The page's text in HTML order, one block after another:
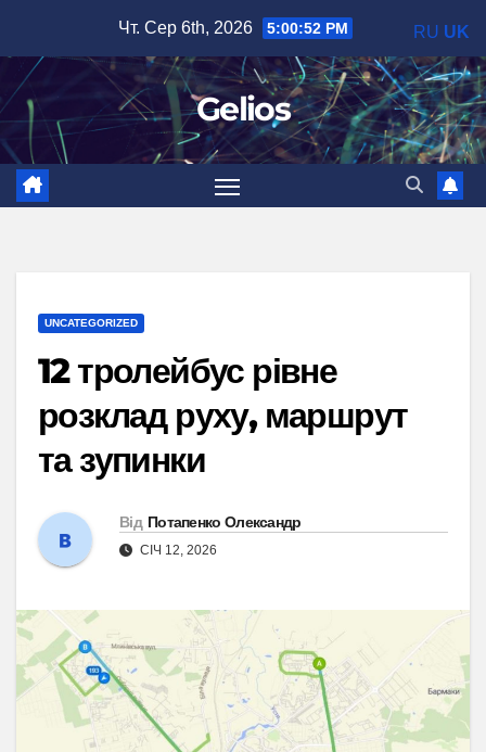
вмісту
Чт. Сер 6th, 2026 5:00:53 PM
Gelios
UNCATEGORIZED
12 тролейбус рівне
розклад руху, маршрут
та зупинки
Від Потапенко Олександр
СІЧ 12, 2026
RU UK